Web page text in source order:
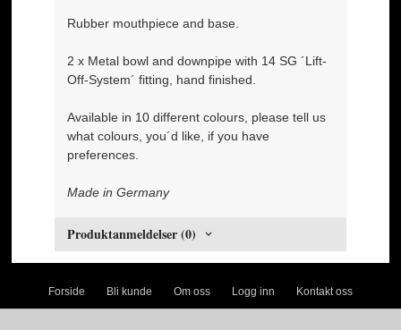
Rubber mouthpiece and base.
2 x Metal bowl and downpipe with 14 SG ´Lift-
Off-System´ fitting, hand finished.
Available in 10 different colours, please tell us
what colours, you´d like, if you have
preferences.
Made in Germany
Produktanmeldelser (0)
Forside Bli kunde Om oss Logg inn Kontakt oss